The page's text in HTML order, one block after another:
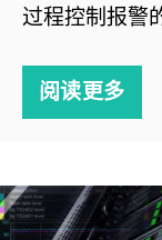
过程控制报警
阅读更多